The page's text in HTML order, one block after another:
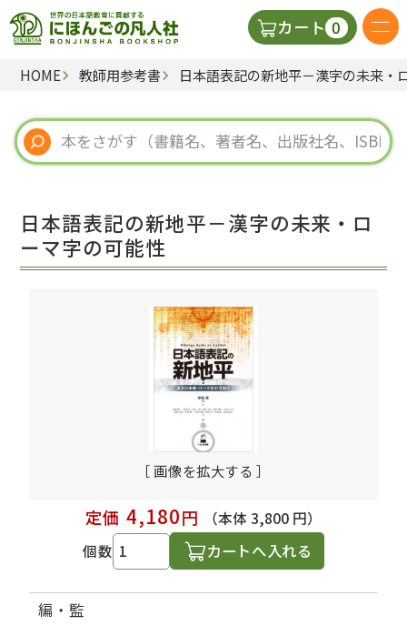
カート 0
日本語の教科書
視聴覚・補助教材
教師用参考書
HOME 教師用参考書 日本語表記の新地平－漢字の未来・
日本語表記の新地平－漢字の未来・ロ
ーマ字の可能性
［ 画像を拡大する ］
定価 4,180円
（本体 3,800 円）
個数
カートへ入れる
編・監